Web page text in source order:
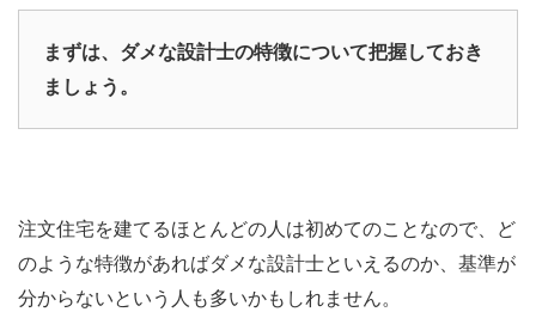
まずは、 ダメな設計士の特徴について把握しておき
ましょう。
注文住宅を建てるほとんどの人は初めてのことなので、ど
のような特徴があればダメな設計士といえるのか、基準が
分からないという人も多いかもしれません。